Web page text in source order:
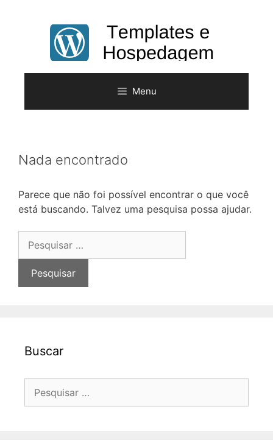
Menu
Nada encontrado
Parece que não foi possível encontrar o que você
está buscando. Talvez uma pesquisa possa ajudar.
por:
Buscar